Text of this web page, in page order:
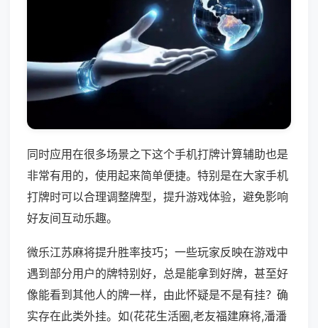
同时应用在很多场景之下这个手机打牌计算辅助也是
非常有用的，使用起来简单便捷。特别是在大家手机
打牌时可以合理调整牌型，提升游戏体验，避免影响
好友间互动乐趣。
微乐江苏麻将提升胜率技巧；一些玩家反映在游戏中
遇到部分用户的牌特别好，总是能拿到好牌，甚至好
像能看到其他人的牌一样，由此怀疑是不是有挂？确
实存在此类外挂。如(花花生活圈,老友福建麻将,潘潘